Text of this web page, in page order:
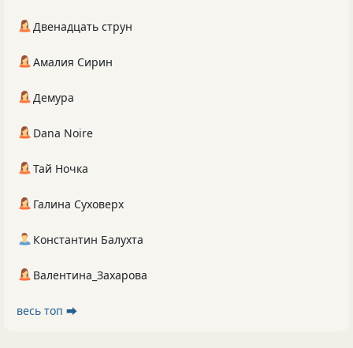
Двенадцать струн
Амалия Сирин
Демура
Dana Noire
Тай Ночка
Галина Суховерх
Константин Балухта
Валентина_Захарова
весь топ ⮕